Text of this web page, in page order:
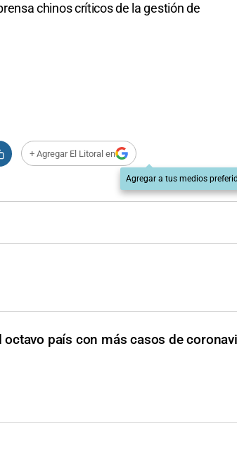
chinos críticos de la gestión de
+ Agregar El Litoral en
Agregar a tus medios
país con más casos de